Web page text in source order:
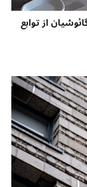
گائوشیان از توابع